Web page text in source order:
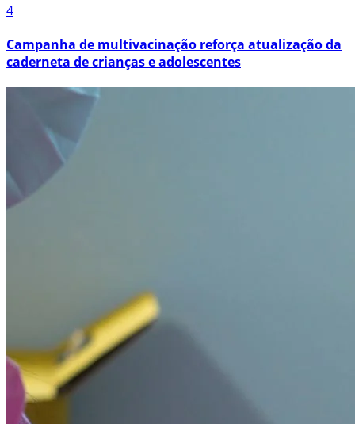
4
Campanha de multivacinação reforça atualização da
caderneta de crianças e adolescentes